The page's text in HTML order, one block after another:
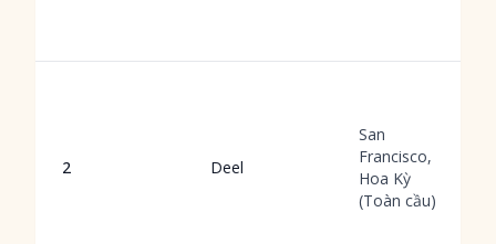
2 Deel
San
Francisco,
Hoa Kỳ
(Toàn cầu)